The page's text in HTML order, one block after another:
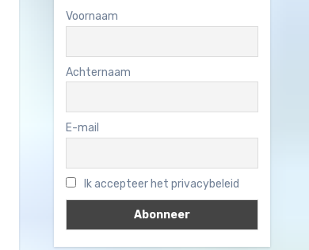
Voornaam
Achternaam
E-mail
Ik accepteer het privacybeleid